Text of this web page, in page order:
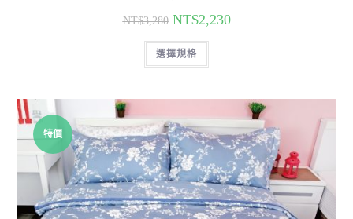
NT$3,280 NT$2,230
選擇規格
特價